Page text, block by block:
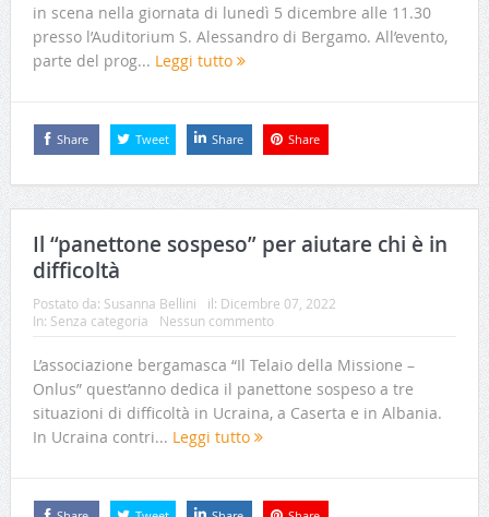
in scena nella giornata di lunedì 5 dicembre alle 11.30
presso l’Auditorium S. Alessandro di Bergamo. All’evento,
parte del prog... Leggi tutto
Share Tweet Share Share
Il “panettone sospeso” per aiutare chi è in
difficoltà
Postato da: Susanna Bellini il: Dicembre 07, 2022
In: Senza categoria Nessun commento
L’associazione bergamasca “Il Telaio della Missione –
Onlus” quest’anno dedica il panettone sospeso a tre
situazioni di difficoltà in Ucraina, a Caserta e in Albania.
In Ucraina contri... Leggi tutto